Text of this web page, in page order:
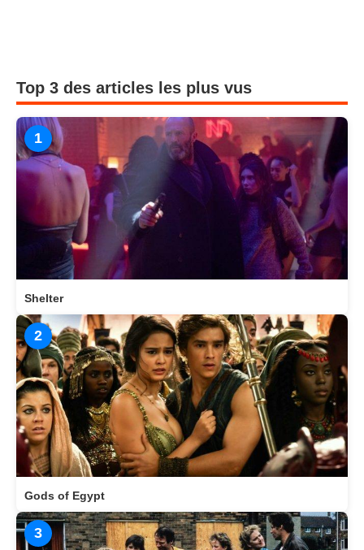
Top 3 des articles les plus vus
1
Shelter
2
Gods of Egypt
3